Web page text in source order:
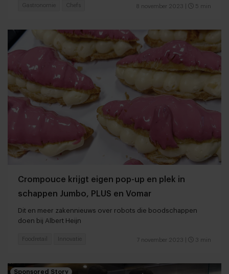
8 november 2023 5 min
Gastronomie Chefs
Crompouce krijgt eigen pop-up en plek in
schappen Jumbo, PLUS en Vomar
Dit en meer zakennieuws over robots die boodschappen
doen bij Albert Heijn
7 november 2023 3 min
Foodretail Innovatie
Sponsored Story